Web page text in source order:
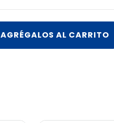
AGRÉGALOS AL CARRITO